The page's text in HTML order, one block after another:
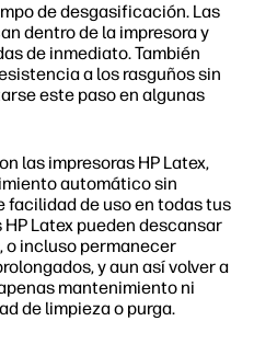
de desgasificación. Las
dentro de la impresora y
de inmediato. También
a los rasguños sin
este paso en algunas
las impresoras HP Latex,
automático sin
facilidad de uso en todas tus
Latex pueden descansar
o incluso permanecer
y aun así volver a
mantenimiento ni
de limpieza o purga.